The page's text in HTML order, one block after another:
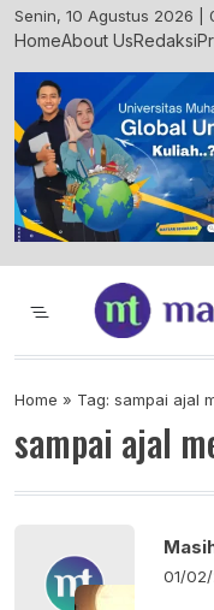
Skip
to
Senin, 10 Agustus 2026 |
HomeAbout UsRedaksi
Majelis Syiar
Home » Tag: sampai ajal
sampai ajal
01/